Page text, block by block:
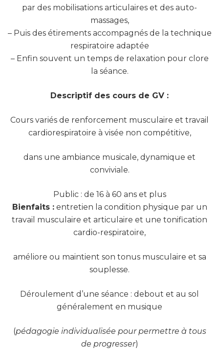
par des mobilisations articulaires et des auto-
massages,
– Puis des étirements accompagnés de la technique
respiratoire adaptée
– Enfin souvent un temps de relaxation pour clore
la séance.
Descriptif des cours de GV :
Cours variés de renforcement musculaire et travail
cardiorespiratoire à visée non compétitive,
dans une ambiance musicale, dynamique et
conviviale.
Public : de 16 à 60 ans et plus
Bienfaits :entretien la condition physique par un
travail musculaire et articulaire et une tonification
cardio-respiratoire,
améliore ou maintient son tonus musculaire et sa
souplesse.
Déroulement d’une séance : debout et au sol
généralement en musique
(pédagogie individualisée pour permettre à tous
de progresser)